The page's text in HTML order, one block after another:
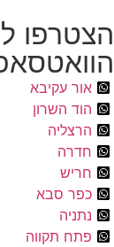
הצטרפו
אור עקיבא
הוד השרון
הרצליה
חדרה
חריש
כפר סבא
נתניה
פתח תקווה